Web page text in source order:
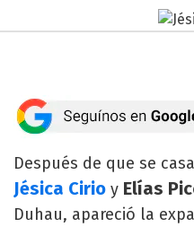
Después de que se
Jésica Cirio y Elías
Duhau, apareció la